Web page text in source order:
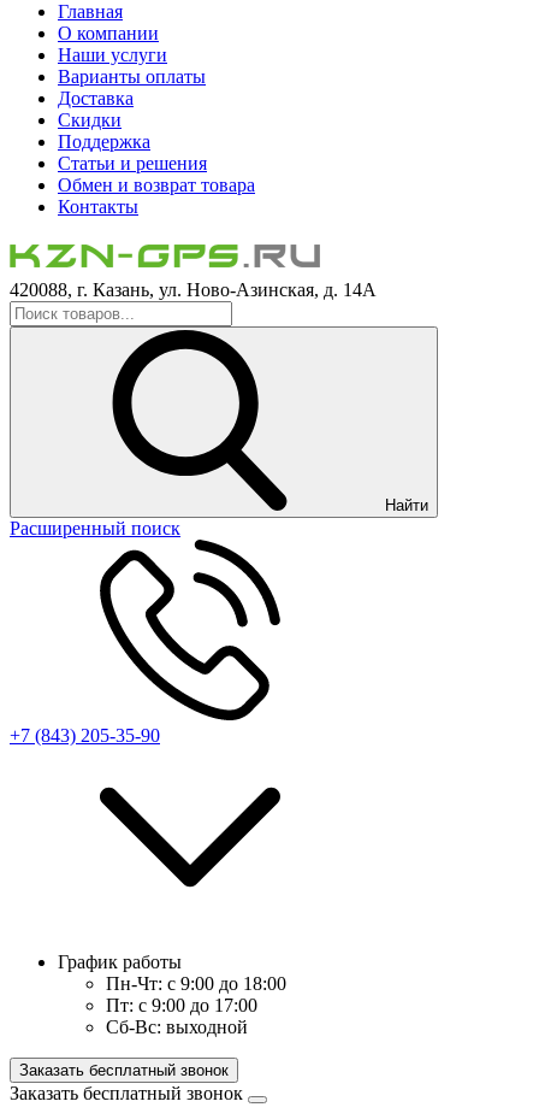
Главная
О компании
Наши услуги
Варианты оплаты
Доставка
Скидки
Поддержка
Статьи и решения
Обмен и возврат товара
Контакты
420088, г. Казань, ул. Ново-Азинская, д. 14А
Найти
Расширенный поиск
+7 (843) 205-35-90
График работы
Пн-Чт: с 9:00 до 18:00
Пт: с 9:00 до 17:00
Сб-Вс: выходной
Заказать бесплатный звонок
Заказать бесплатный звонок